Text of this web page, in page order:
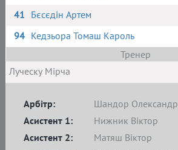
41 Бєсєдін Артем
94 Кедзьора Томаш Кароль
Тренер
Луческу Мірча
Арбітр:
Шандор Олександр
Асистент 1:
Нижник Віктор
Асистент 2:
Матяш Віктор